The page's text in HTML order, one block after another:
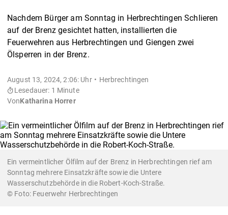
Nachdem Bürger am Sonntag in Herbrechtingen Schlieren
auf der Brenz gesichtet hatten, installierten die
Feuerwehren aus Herbrechtingen und Giengen zwei
Ölsperren in der Brenz.
August 13, 2024, 2:06: Uhr
Herbrechtingen
Lesedauer: 1 Minute
VonKatharina Horrer
Ein vermeintlicher Ölfilm auf der Brenz in Herbrechtingen rief am
Sonntag mehrere Einsatzkräfte sowie die Untere
Wasserschutzbehörde in die Robert-Koch-Straße.
Feuerwehr Herbrechtingen